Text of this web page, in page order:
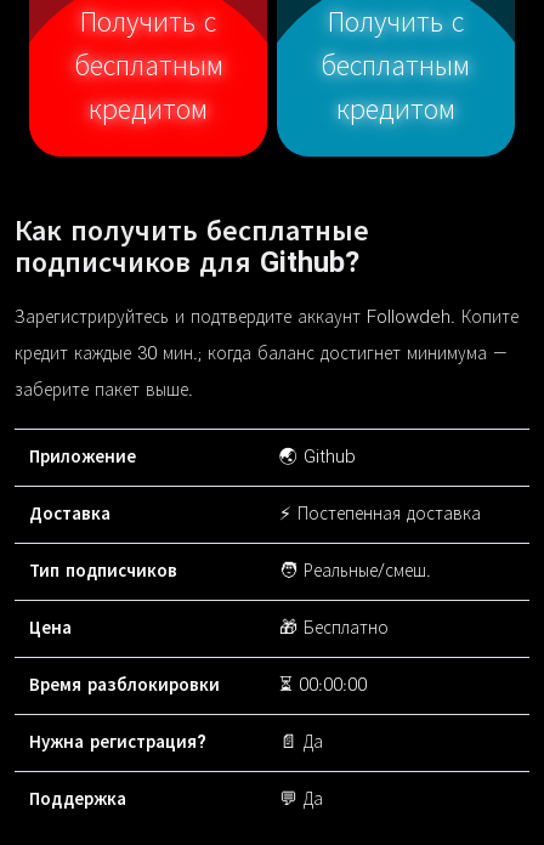
Получить с
бесплатным
кредитом
Получить с
бесплатным
кредитом
Как получить бесплатные
подписчиков для Github?
Зарегистрируйтесь и подтвердите аккаунт Followdeh. Копите
кредит каждые 30 мин.; когда баланс достигнет минимума —
заберите пакет выше.
Приложение
🌏 Github
Доставка
⚡ Постепенная доставка
Тип подписчиков
🧑 Реальные/смеш.
Цена
🎁 Бесплатно
Время разблокировки
⏳ 00:00:00
Нужна регистрация?
📄 Да
Поддержка
💬 Да